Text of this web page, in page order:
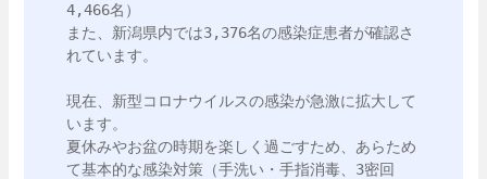
4,466名）
また、新潟県内では3,376名の感染症患者が確認さ
れています。
現在、新型コロナウイルスの感染が急激に拡大して
います。
夏休みやお盆の時期を楽しく過ごすため、あらため
て基本的な感染対策（手洗い・手指消毒、3密回